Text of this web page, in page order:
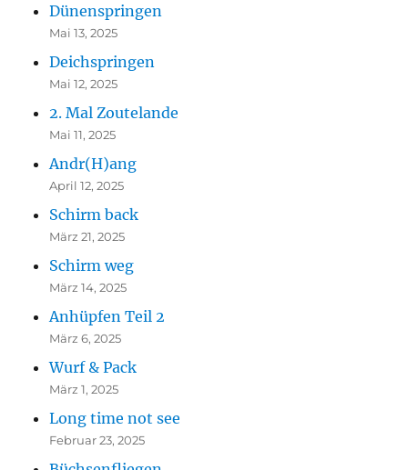
Dünenspringen
Mai 13, 2025
Deichspringen
Mai 12, 2025
2. Mal Zoutelande
Mai 11, 2025
Andr(H)ang
April 12, 2025
Schirm back
März 21, 2025
Schirm weg
März 14, 2025
Anhüpfen Teil 2
März 6, 2025
Wurf & Pack
März 1, 2025
Long time not see
Februar 23, 2025